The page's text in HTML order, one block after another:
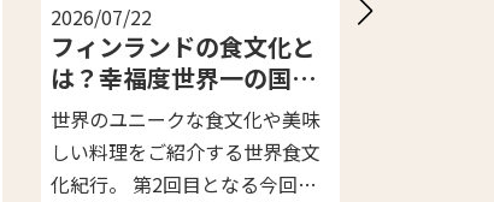
2026/07/21
子どもに食物アレルギー
があるか知るには？初期
症状の確認方法から検査
の種類、受診の目安まで
徹底解説
初めての離乳食や、新しい食材
をお子さまに食べさせるとき、
多くの親御さんが頭の片隅で心